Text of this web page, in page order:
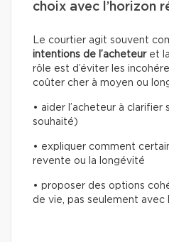
choix avec l’horizon
Le courtier agit souvent
intentions de l’acheteuret la
rôle est d’éviter les
coûter cher à moyen ou
• aider l’acheteur à
souhaité)
• expliquer comment
revente ou la longévité
• proposer des options
de vie, pas seulement avec